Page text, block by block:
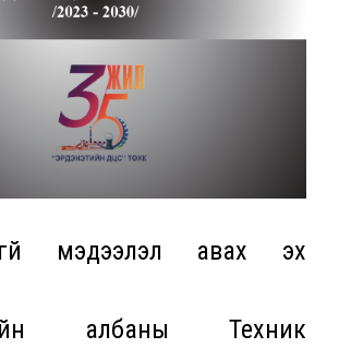
мэдээлэл авах эх
албаны Техник